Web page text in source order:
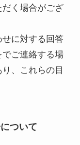
く場合がござ
に対する回答
ご連絡する場
、これらの目
ついて